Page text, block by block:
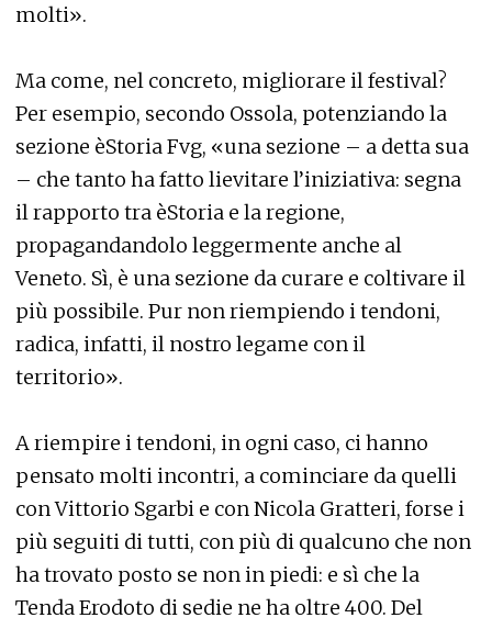
molti».
Ma come, nel concreto, migliorare il festival?
Per esempio, secondo Ossola, potenziando la
sezione èStoria Fvg, «una sezione – a detta sua
– che tanto ha fatto lievitare l’iniziativa: segna
il rapporto tra èStoria e la regione,
propagandandolo leggermente anche al
Veneto. Sì, è una sezione da curare e coltivare il
più possibile. Pur non riempiendo i tendoni,
radica, infatti, il nostro legame con il
territorio».
A riempire i tendoni, in ogni caso, ci hanno
pensato molti incontri, a cominciare da quelli
con Vittorio Sgarbi e con Nicola Gratteri, forse i
più seguiti di tutti, con più di qualcuno che non
ha trovato posto se non in piedi: e sì che la
Tenda Erodoto di sedie ne ha oltre 400. Del